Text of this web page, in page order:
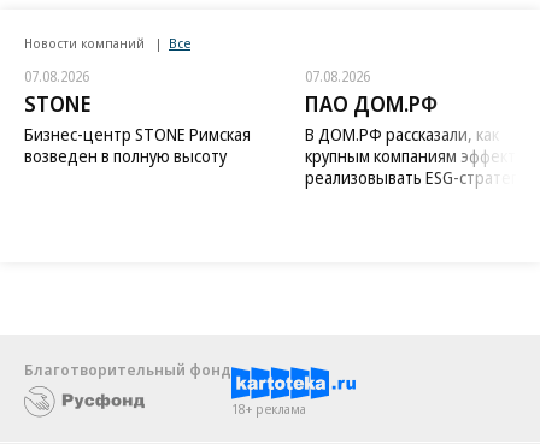
Новости компаний Все
07.08.2026
STONE
Бизнес-центр STONE Римская
возведен в полную высоту
07.08.2026
ПАО ДОМ.РФ
В ДОМ.РФ рассказали, как
крупным компаниям
реализовывать ESG-стратегию
Благотворительный фонд
18+ реклама